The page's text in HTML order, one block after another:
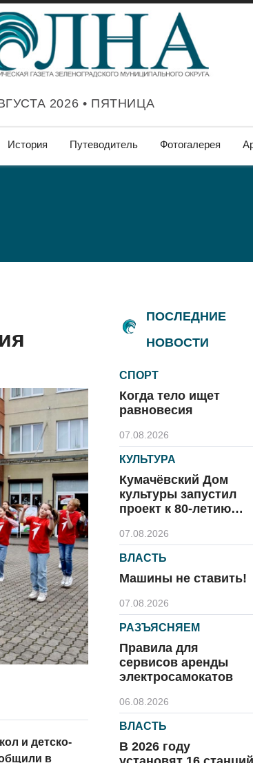
2026 • ПЯТНИЦА
История Путеводитель Фотогалерея
и детско-
в
ПОСЛЕДНИЕ
НОВОСТИ
СПОРТ
Когда тело ищет
равновесия
07.08.2026
КУЛЬТУРА
Кумачёвский Дом
культуры запустил
проект к 80-летию
07.08.2026
ВЛАСТЬ
Машины не ставить!
07.08.2026
РАЗЪЯСНЯЕМ
Правила для
сервисов аренды
электросамокатов
06.08.2026
ВЛАСТЬ
В 2026 году